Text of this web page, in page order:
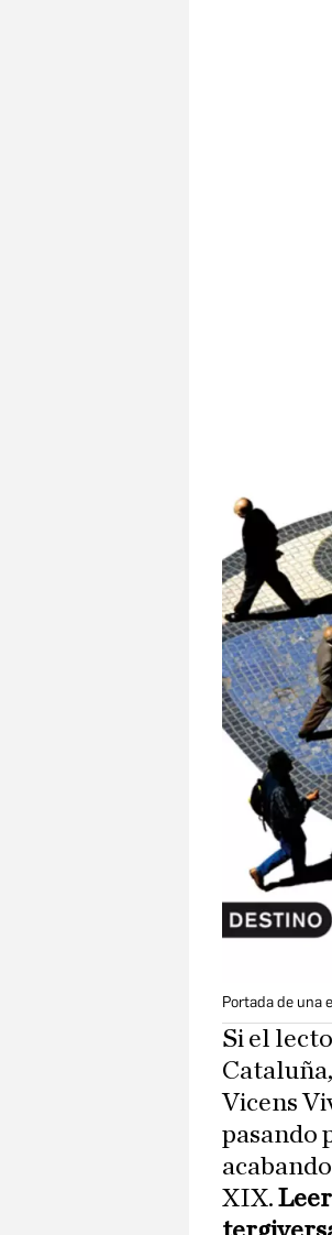
Portada de una
Si el
Vicens
pasando
XIX.